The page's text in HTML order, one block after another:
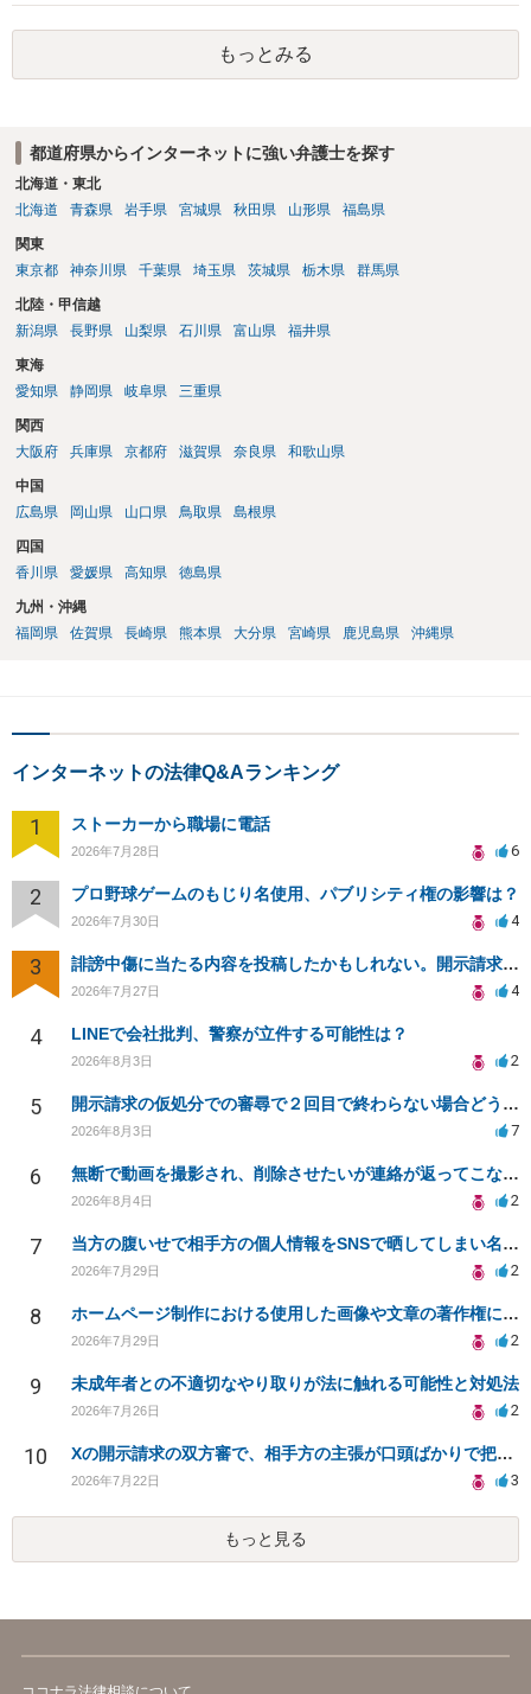
に個別に相談されると良いでしょう。
もっとみる
都道府県からインターネットに強い弁護士を探す
北海道・東北
北海道
青森県 岩手県 宮城県 秋田県 山形県 福島県
関東
東京都
神奈川県 千葉県 埼玉県 茨城県 栃木県 群馬県
北陸・甲信越
新潟県
長野県 山梨県 石川県 富山県 福井県
東海
愛知県
静岡県 岐阜県 三重県
関西
大阪府
兵庫県 京都府 滋賀県 奈良県 和歌山県
中国
広島県
岡山県 山口県 鳥取県 島根県
四国
香川県
愛媛県 高知県 徳島県
九州・沖縄
福岡県
佐賀県 長崎県 熊本県 大分県 宮崎県 鹿児島県 沖縄県
インターネットの法律Q&Aランキング
1 ストーカーから職場に電話
2026年7月28日 6
2 プロ野球ゲームのもじり名使用、パブリシティ権の影響は？
2026年7月30日 4
3 誹謗中傷に当たる内容を投稿したかもしれない。開示請求や民事刑事裁判に発展しうるのか教えて欲しい。
2026年7月27日 4
4 LINEで会社批判、警察が立件する可能性は？
2026年8月3日 2
5 開示請求の仮処分での審尋で２回目で終わらない場合どうしたらいいですか
2026年8月3日 7
6 無断で動画を撮影され、削除させたいが連絡が返ってこない。
2026年8月4日 2
7 当方の腹いせで相手方の個人情報をSNSで晒してしまい名誉毀損させてしまったかもしれない
2026年7月29日 2
8 ホームページ制作における使用した画像や文章の著作権について
2026年7月29日 2
9 未成年者との不適切なやり取りが法に触れる可能性と対処法
2026年7月26日 2
10 Xの開示請求の双方審で、相手方の主張が口頭ばかりで把握しきれません
2026年7月22日 3
もっと見る